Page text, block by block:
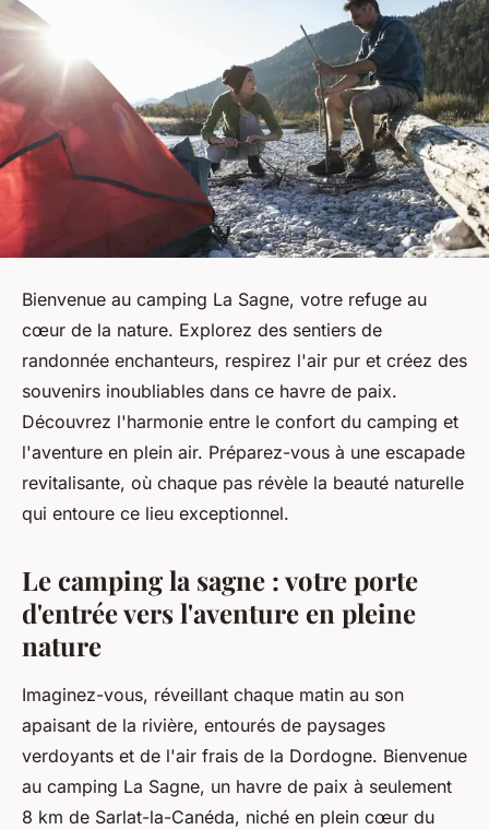
Bienvenue au camping La Sagne, votre refuge au
cœur de la nature. Explorez des sentiers de
randonnée enchanteurs, respirez l'air pur et créez des
souvenirs inoubliables dans ce havre de paix.
Découvrez l'harmonie entre le confort du camping et
l'aventure en plein air. Préparez-vous à une escapade
revitalisante, où chaque pas révèle la beauté naturelle
qui entoure ce lieu exceptionnel.
Le camping la sagne : votre porte
d'entrée vers l'aventure en pleine
nature
Imaginez-vous, réveillant chaque matin au son
apaisant de la rivière, entourés de paysages
verdoyants et de l'air frais de la Dordogne. Bienvenue
au camping La Sagne, un havre de paix à seulement
8 km de Sarlat-la-Canéda, niché en plein cœur du